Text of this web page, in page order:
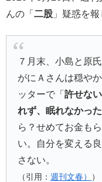
んの「 二股 」疑惑を報
７月末、小島と原
がにＡさんは穏や
ッターで「許せな
れず、眠れなかった
ら？せめてお金も
い。自分を変える
さない。
（引用：週刊文春） ）